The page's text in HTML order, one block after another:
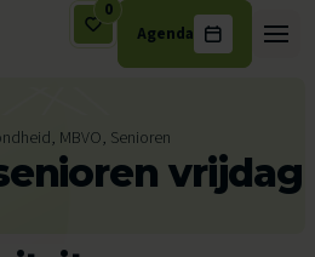
0
Agenda
MBVO, Senioren
vrijdag